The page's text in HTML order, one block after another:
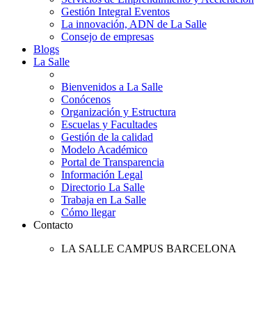
Gestión Integral Eventos
La innovación, ADN de La Salle
Consejo de empresas
Blogs
La Salle
Bienvenidos a La Salle
Conócenos
Organización y Estructura
Escuelas y Facultades
Gestión de la calidad
Modelo Académico
Portal de Transparencia
Información Legal
Directorio La Salle
Trabaja en La Salle
Cómo llegar
Contacto
LA SALLE CAMPUS BARCELONA